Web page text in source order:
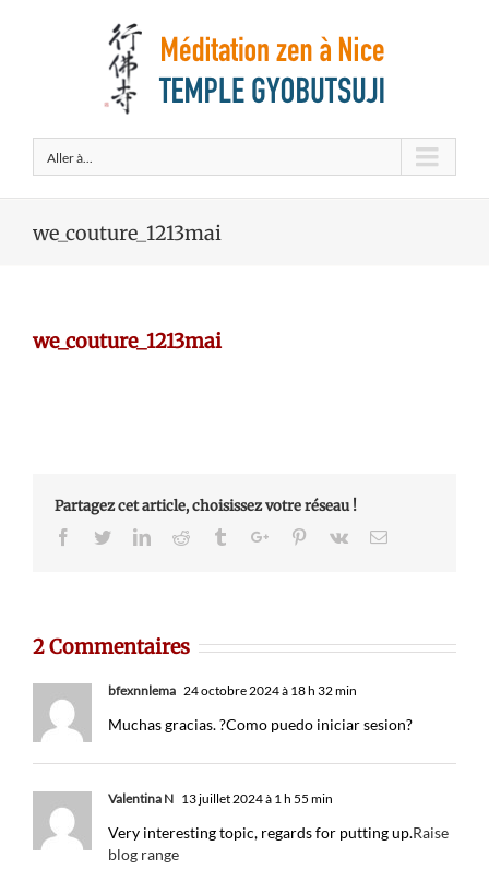
Aller à...
we_couture_1213mai
we_couture_1213mai
Partagez cet article, choisissez votre réseau !
Facebook
TwitterLinkedinReddit TumblrGoogle+Pinterest
Vk Email
2 Commentaires
bfexnnlema 24 octobre 2024 à 18 h 32 min
Muchas gracias. ?Como puedo iniciar sesion?
Valentina N 13 juillet 2024 à 1 h 55 min
Very interesting topic, regards for putting up.Raise
blog range